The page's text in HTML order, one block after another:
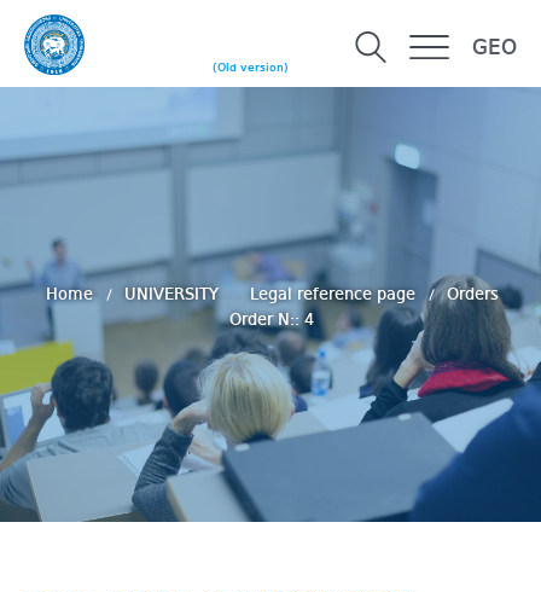
(Old version)
GEO
Home UNIVERSITY Legal reference page
Orders
Order N:: 4